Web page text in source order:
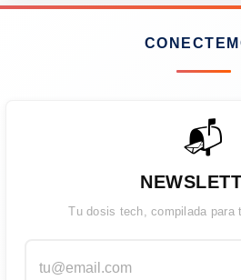
📬
Tu dosis tech, compilada para